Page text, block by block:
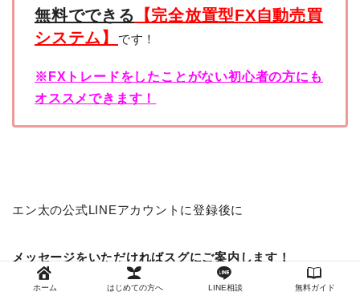
無料でできる 【完全放置型FX自動売買
システム】
です！
※FXトレードをしたことがない初心者の方にも
オススメできます！
エン太の公式LINEアカウントに登録後に
メッセージをいただければスグにご案内します！
ホーム はじめての方へ LINE相談 無料ガイド